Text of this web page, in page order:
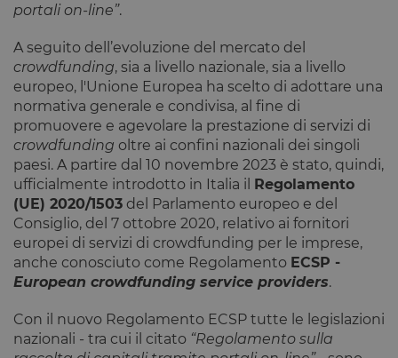
portali on-line”.
A seguito dell’evoluzione del mercato del
crowdfunding, sia a livello nazionale, sia a livello
europeo, l'Unione Europea ha scelto di adottare una
normativa generale e condivisa, al fine di
promuovere e agevolare la prestazione di servizi di
crowdfunding oltre ai confini nazionali dei singoli
paesi. A partire dal 10 novembre 2023 è stato, quindi,
ufficialmente introdotto in Italia il Regolamento
(UE) 2020/1503 del Parlamento europeo e del
Consiglio, del 7 ottobre 2020, relativo ai fornitori
europei di servizi di crowdfunding per le imprese,
anche conosciuto come Regolamento ECSP -
European crowdfunding service providers.
Con il nuovo Regolamento ECSP tutte le legislazioni
nazionali - tra cui il citato “Regolamento sulla